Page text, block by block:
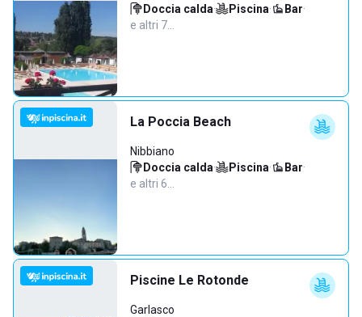
Doccia calda· Piscina· Bar·
e altri 7…
La Poccia Beach
Nibbiano
Doccia calda· Piscina· Bar·
e altri 6…
Piscine Le Rotonde
Garlasco